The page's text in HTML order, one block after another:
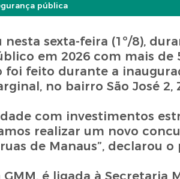
pública
sexta-feira (1º/8),
em 2026 com mais de
foi feito durante a
no bairro São José 2,
com investimentos
realizar um novo
de Manaus”, declarou o